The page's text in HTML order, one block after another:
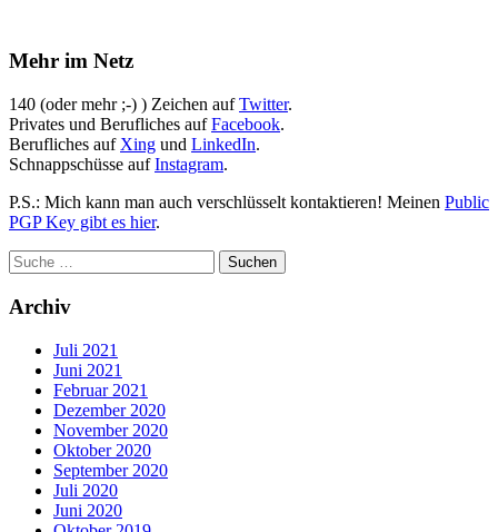
Mehr im Netz
140 (oder mehr ;-) ) Zeichen aufTwitter.
Privates und Berufliches aufFacebook.
Berufliches auf Xing und LinkedIn.
Schnappschüsse aufInstagram.
P.S.: Mich kann man auch verschlüsselt kontaktieren! Meinen Public
PGP Key gibt es hier.
Archiv
Juli 2021
Juni 2021
Februar 2021
Dezember 2020
November 2020
Oktober 2020
September 2020
Juli 2020
Juni 2020